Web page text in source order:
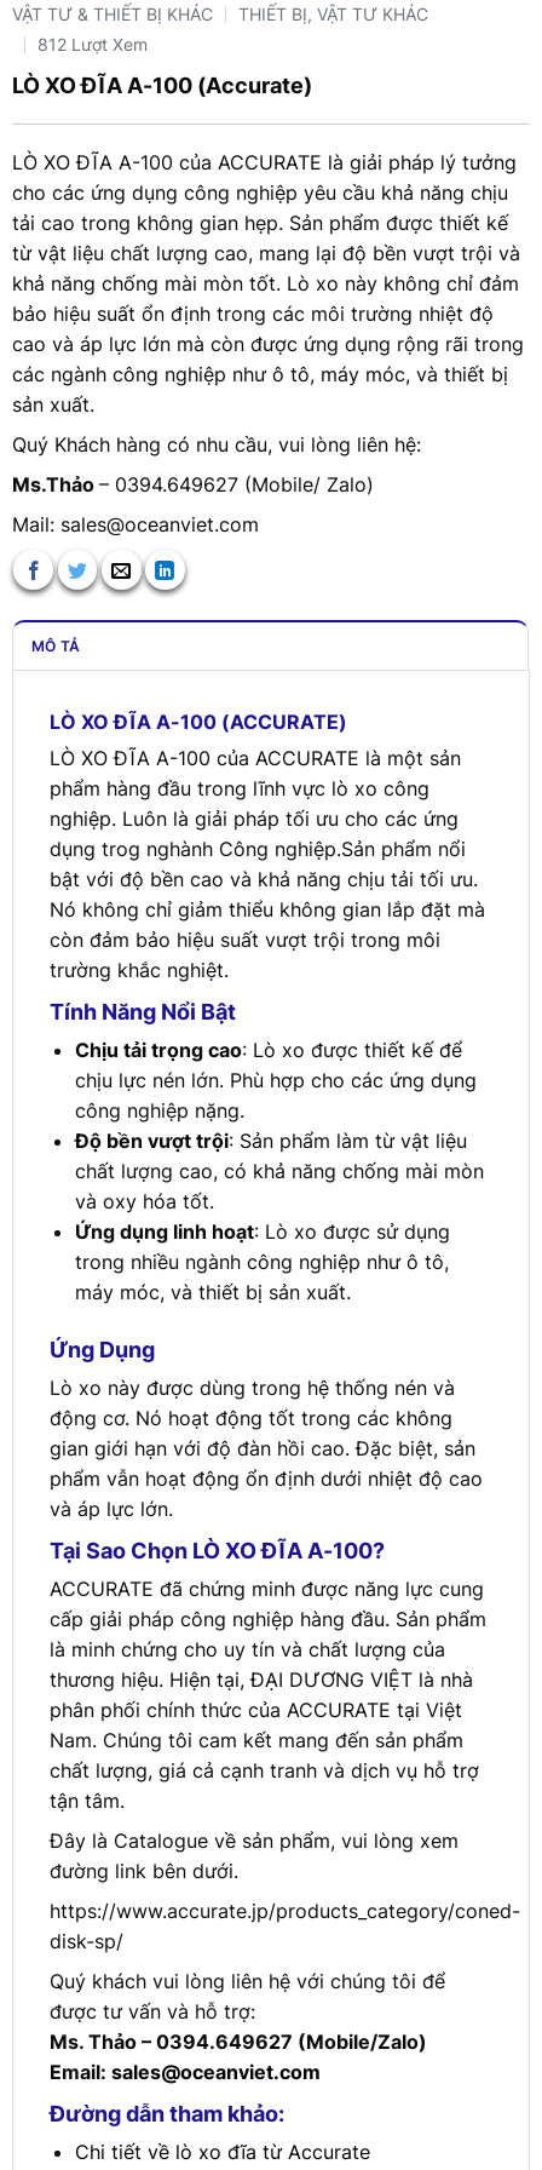
VẬT TƯ & THIẾT BỊ KHÁC
THIẾT BỊ, VẬT TƯ KHÁC
812 Lượt Xem
LÒ XO ĐĨA A-100 (Accurate)
LÒ XO ĐĨA A-100 của ACCURATE là giải pháp lý tưởng
cho các ứng dụng công nghiệp yêu cầu khả năng chịu
tải cao trong không gian hẹp. Sản phẩm được thiết kế
từ vật liệu chất lượng cao, mang lại độ bền vượt trội và
khả năng chống mài mòn tốt. Lò xo này không chỉ đảm
bảo hiệu suất ổn định trong các môi trường nhiệt độ
cao và áp lực lớn mà còn được ứng dụng rộng rãi trong
các ngành công nghiệp như ô tô, máy móc, và thiết bị
sản xuất.
Quý Khách hàng có nhu cầu, vui lòng liên hệ:
Ms.Thảo – 0394.649627 (Mobile/ Zalo)
Mail: sales@oceanviet.com
MÔ TẢ
LÒ XO ĐĨA A-100 (ACCURATE)
LÒ XO ĐĨA A-100 của ACCURATE là một sản
phẩm hàng đầu trong lĩnh vực lò xo công
nghiệp. Luôn là giải pháp tối ưu cho các ứng
dụng trog nghành Công nghiệp.Sản phẩm nổi
bật với độ bền cao và khả năng chịu tải tối ưu.
Nó không chỉ giảm thiểu không gian lắp đặt mà
còn đảm bảo hiệu suất vượt trội trong môi
trường khắc nghiệt.
Tính Năng Nổi Bật
Chịu tải trọng cao: Lò xo được thiết kế để
chịu lực nén lớn. Phù hợp cho các ứng dụng
công nghiệp nặng.
Độ bền vượt trội: Sản phẩm làm từ vật liệu
chất lượng cao, có khả năng chống mài mòn
và oxy hóa tốt.
Ứng dụng linh hoạt: Lò xo được sử dụng
trong nhiều ngành công nghiệp như ô tô,
máy móc, và thiết bị sản xuất.
Ứng Dụng
Lò xo này được dùng trong hệ thống nén và
động cơ. Nó hoạt động tốt trong các không
gian giới hạn với độ đàn hồi cao. Đặc biệt, sản
phẩm vẫn hoạt động ổn định dưới nhiệt độ cao
và áp lực lớn.
Tại Sao Chọn LÒ XO ĐĨA A-100?
ACCURATE đã chứng minh được năng lực cung
cấp giải pháp công nghiệp hàng đầu. Sản phẩm
là minh chứng cho uy tín và chất lượng của
thương hiệu. Hiện tại, ĐẠI DƯƠNG VIỆT là nhà
phân phối chính thức của ACCURATE tại Việt
Nam. Chúng tôi cam kết mang đến sản phẩm
chất lượng, giá cả cạnh tranh và dịch vụ hỗ trợ
tận tâm.
Đây là Catalogue về sản phẩm, vui lòng xem
đường link bên dưới.
https://www.accurate.jp/products_category/coned-
disk-sp/
Quý khách vui lòng liên hệ với chúng tôi để
được tư vấn và hỗ trợ:
Ms. Thảo – 0394.649627 (Mobile/Zalo)
Email: sales@oceanviet.com
Đường dẫn tham khảo:
Chi tiết về lò xo đĩa từ Accurate